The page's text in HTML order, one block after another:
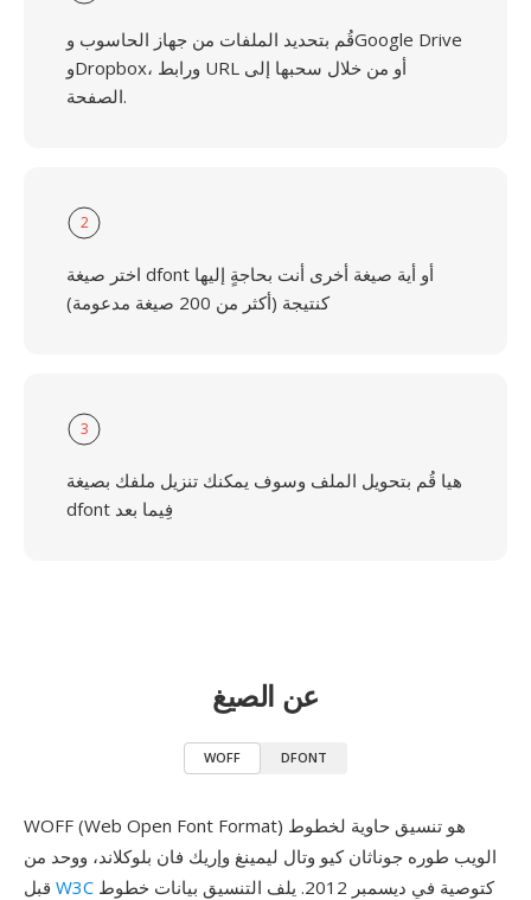
قُم بتحديد الملفات من جهاز الحاسوب وGoogle Drive
وDropbox، ورابط URL أو من خلال سحبها إلى
الصفحة.
2
اختر صيغة dfont أو أية صيغة أخرى أنت بحاجةٍ إليها
كنتيجة (أكثر من 200 صيغة مدعومة)
3
هيا قُم بتحويل الملف وسوف يمكنك تنزيل ملفك بصيغة
dfont فِيما بعد
عن الصيغ
WOFF DFONT
WOFF (Web Open Font Format) هو تنسيق حاوية لخطوط
الويب طوره جوناثان كيو وتال ليمينغ وإريك فان بلوكلاند، ووحد من
W3C